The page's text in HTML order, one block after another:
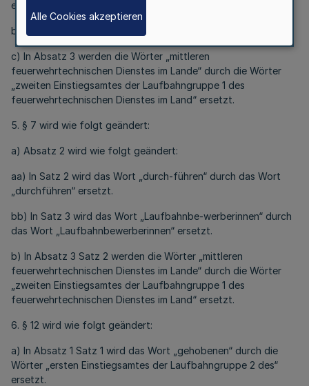
ersetzt.
bb) Satz 2 wird aufgehoben.
c) In Absatz 3 werden die Wörter „mittleren
feuerwehrtechnischen Dienstes im Lande“ durch die Wörter
„zweiten Einstiegsamtes der Laufbahngruppe 1 des
feuerwehrtechnischen Dienstes im Land“ ersetzt.
5. § 7 wird wie folgt geändert:
a) Absatz 2 wird wie folgt geändert:
aa) In Satz 2 wird das Wort „durch-führen“ durch das Wort
„durchführen“ ersetzt.
bb) In Satz 3 wird das Wort „Laufbahnbe-werberinnen“ durch
das Wort „Laufbahnbewerberinnen“ ersetzt.
b) In Absatz 3 Satz 2 werden die Wörter „mittleren
feuerwehrtechnischen Dienstes im Lande“ durch die Wörter
„zweiten Einstiegsamtes der Laufbahngruppe 1 des
feuerwehrtechnischen Dienstes im Land“ ersetzt.
6. § 12 wird wie folgt geändert:
a) In Absatz 1 Satz 1 wird das Wort „gehobenen“ durch die
Wörter „ersten Einstiegsamtes der Laufbahngruppe 2 des“
ersetzt.
Alle Cookies akzeptieren